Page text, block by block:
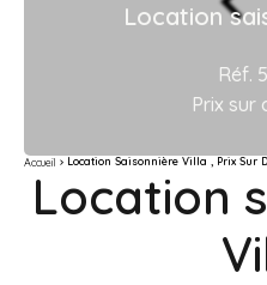
Location
Réf.
Prix sur
Accueil Location Saisonnière Villa , Prix Sur
Location